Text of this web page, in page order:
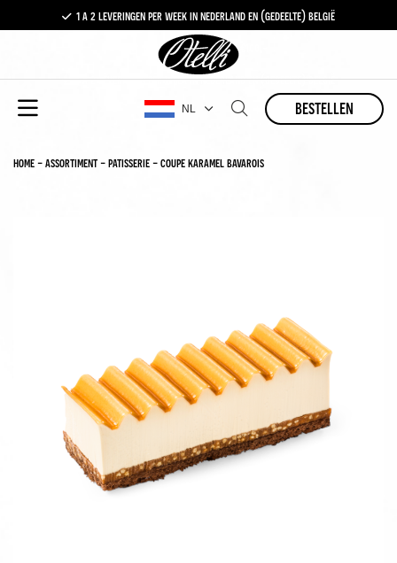
1 a 2 leveringen per week in nederland en (gedeelte) belgië
gratis levering vanaf €100,-
1 a 2 leveringen per week in nederland en (gedeelte) belgië
NL bestellen
home-assortiment-patisserie-coupe karamel bavarois